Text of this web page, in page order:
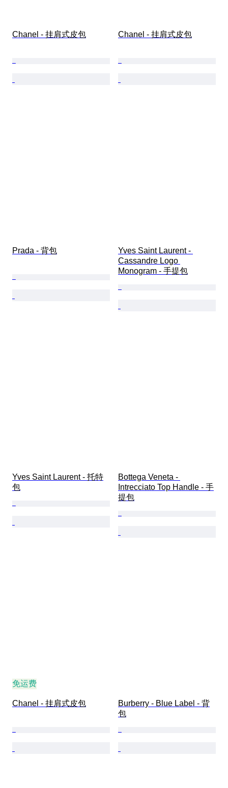
Chanel - 挂肩式皮包 Chanel - 挂肩式皮包
Prada - 背包
Yves Saint Laurent -
Cassandre Logo
Monogram - 手提包
Yves Saint Laurent - 托特
包
Bottega Veneta -
Intrecciato Top Handle - 手
提包
免运费
Chanel - 挂肩式皮包
Burberry - Blue Label - 背
包